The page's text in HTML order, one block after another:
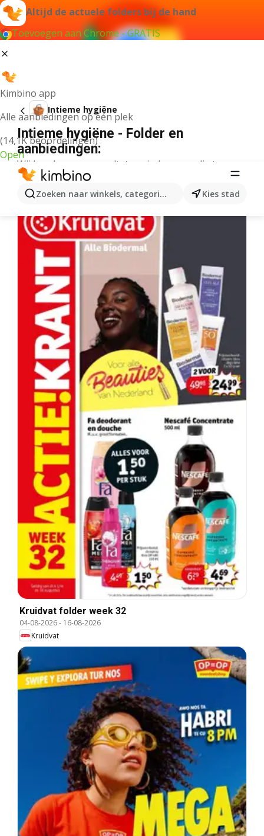
Altijd de actuele folders bij de hand
Toevoegen aan Chrome - GRATIS
Kimbino app
Alle aanbiedingen op één plek
(14,1K beoordelingen)
Open
Zoeken naar winkels, categorieën, producten...
Kies stad
Intieme hygiëne
Intieme hygiëne - Folder en
aanbiedingen:
Wij konden geen resultaten vinden voor die term.
Meer folders uit de categorie
Kruidvat folder week 32
04-08-2026- 16-08-2026
Kruidvat